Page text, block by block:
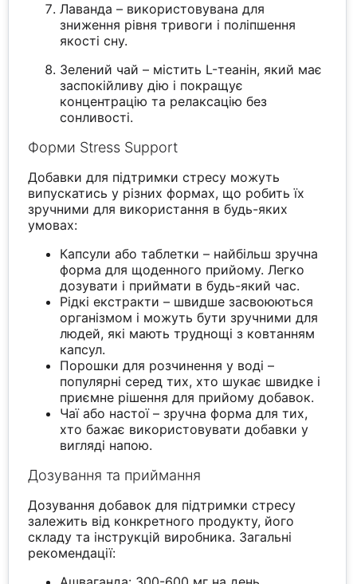
Лаванда – використовувана для
зниження рівня тривоги і поліпшення
якості сну.
Зелений чай – містить L-теанін, який має
заспокійливу дію і покращує
концентрацію та релаксацію без
сонливості.
Форми Stress Support
Добавки для підтримки стресу можуть
випускатись у різних формах, що робить їх
зручними для використання в будь-яких
умовах:
Капсули або таблетки – найбільш зручна
форма для щоденного прийому. Легко
дозувати і приймати в будь-який час.
Рідкі екстракти – швидше засвоюються
організмом і можуть бути зручними для
людей, які мають труднощі з ковтанням
капсул.
Порошки для розчинення у воді –
популярні серед тих, хто шукає швидке і
приємне рішення для прийому добавок.
Чаї або настої – зручна форма для тих,
хто бажає використовувати добавки у
вигляді напою.
Дозування та приймання
Дозування добавок для підтримки стресу
залежить від конкретного продукту, його
складу та інструкцій виробника. Загальні
рекомендації: